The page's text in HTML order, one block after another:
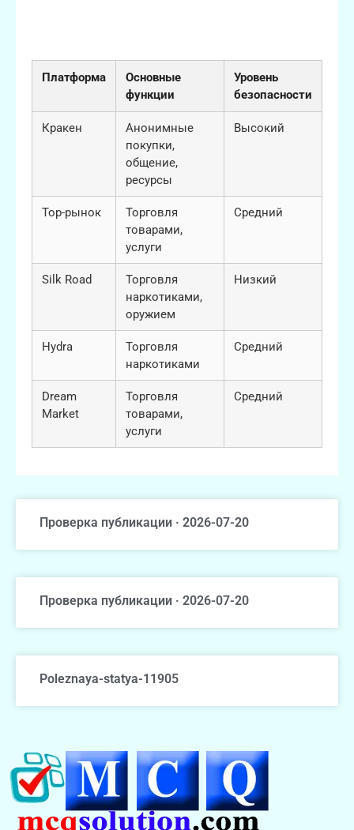
Платформа
Основные
функции
Уровень
безопасности
Кракен
Анонимные
покупки,
общение,
ресурсы
Высокий
Тор-рынок
Торговля
товарами,
услуги
Средний
Silk Road
Торговля
наркотиками,
оружием
Низкий
Hydra
Торговля
наркотиками
Средний
Dream
Market
Торговля
товарами,
услуги
Средний
Проверка публикации · 2026-07-20
Проверка публикации · 2026-07-20
Poleznaya-statya-11905